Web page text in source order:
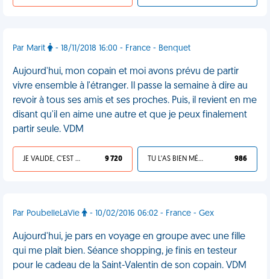
Par Marit - 18/11/2018 16:00 - France - Benquet
Aujourd'hui, mon copain et moi avons prévu de partir
vivre ensemble à l'étranger. Il passe la semaine à dire au
revoir à tous ses amis et ses proches. Puis, il revient en me
disant qu'il en aime une autre et que je peux finalement
partir seule. VDM
JE VALIDE, C'EST UNE VDM 9 720 TU L'AS BIEN MÉRITÉ 986
Par PoubelleLaVie - 10/02/2016 06:02 - France - Gex
Aujourd'hui, je pars en voyage en groupe avec une fille
qui me plait bien. Séance shopping, je finis en testeur
pour le cadeau de la Saint-Valentin de son copain. VDM